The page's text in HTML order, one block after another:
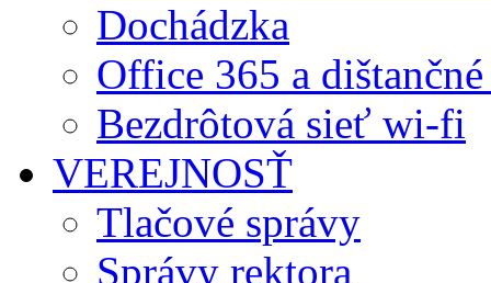
Dochádzka
Office 365 a
Bezdrôtová sieť wi-fi
VEREJNOSŤ
Tlačové správy
Správy rektora